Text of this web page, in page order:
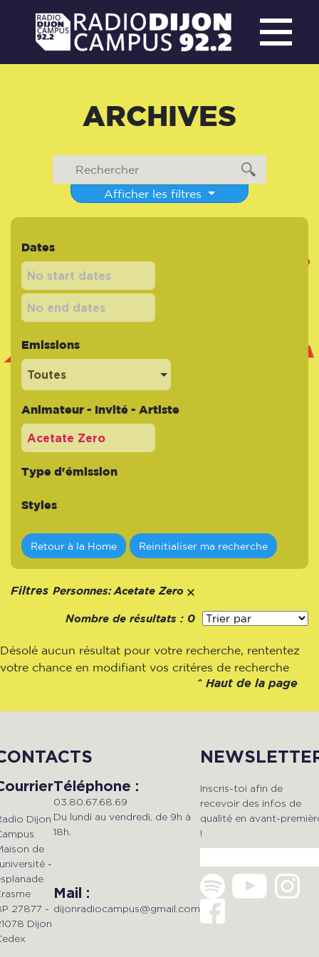
ARCHIVES
Afficher les filtres
Dates
Emissions
Toutes
Animateur - Invité - Artiste
Type d'émission
Styles
Retour à la Home Reinitialiser ma recherche
Filtres Personnes: Acetate Zero
Nombre de résultats : 0
Désolé aucun résultat pour votre recherche, rententez
votre chance en modifiant vos critéres de recherche
^ Haut de la page
Dijon
de
-
27877 -
Dijon
Téléphone :
03.80.67.68.69
Du lundi au vendredi, de 9h à
18h.
Mail :
dijonradiocampus@gmail.com
Inscris-toi afin de
recevoir des infos de
qualité en avant-
!